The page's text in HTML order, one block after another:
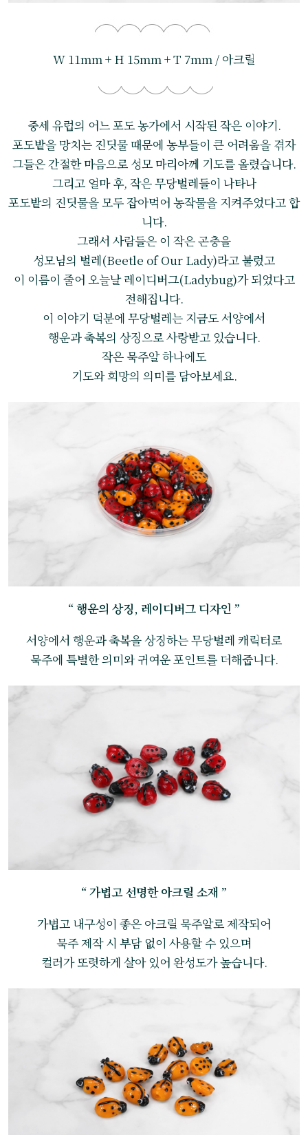
W 11mm + H 15mm + T 7mm / 아크릴
중세 유럽의 어느 포도 농가에서 시작된 작은 이야기.
포도밭을 망치는 진딧물 때문에 농부들이 큰 어려움을 겪자
그들은 간절한 마음으로 성모 마리아께 기도를 올렸습니다.
그리고 얼마 후, 작은 무당벌레들이 나타나
포도밭의 진딧물을 모두 잡아먹어 농작물을 지켜주었다고 합
니다.
그래서 사람들은 이 작은 곤충을
성모님의 벌레(Beetle of Our Lady)라고 불렀고
이 이름이 줄어 오늘날 레이디버그(Ladybug)가 되었다고
전해집니다.
이 이야기 덕분에 무당벌레는 지금도 서양에서
행운과 축복의 상징으로 사랑받고 있습니다.
작은 묵주알 하나에도
기도와 희망의 의미를 담아보세요.
“ 행운의 상징, 레이디버그 디자인 ”
서양에서 행운과 축복을 상징하는 무당벌레 캐릭터로
묵주에 특별한 의미와 귀여운 포인트를 더해줍니다.
“ 가볍고 선명한 아크릴 소재 ”
가볍고 내구성이 좋은 아크릴 묵주알로 제작되어
묵주 제작 시 부담 없이 사용할 수 있으며
컬러가 또렷하게 살아 있어 완성도가 높습니다.